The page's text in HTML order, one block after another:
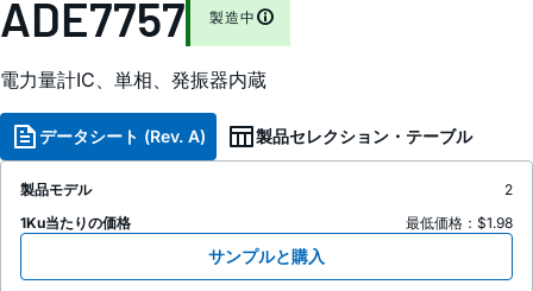
ADE7757 製造中
電力量計IC、単相、発振器内蔵
データシート (Rev. A) 製品セレクション・テーブル
製品モデル
2
1Ku当たりの価格
最低価格：$1.98
サンプルと購入